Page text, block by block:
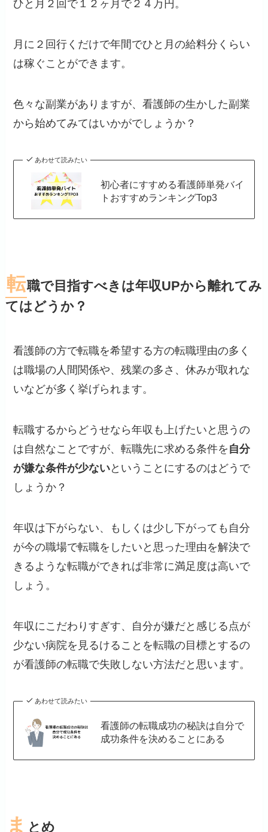
ひと月２回で１２ヶ月で２４万円。
月に２回行くだけで年間でひと月の給料分くらい
は稼ぐことができます。
色々な副業がありますが、看護師の生かした副業
から始めてみてはいかがでしょうか？
あわせて読みたい
初心者にすすめる看護師単発バイ
トおすすめランキングTop3
転職で目指すべきは年収UPから離れてみ
てはどうか？
看護師の方で転職を希望する方の転職理由の多く
は職場の人間関係や、残業の多さ、休みが取れな
いなどが多く挙げられます。
転職するからどうせなら年収も上げたいと思うの
は自然なことですが、転職先に求める条件を 自分
が嫌な条件が少ないということにするのはどうで
しょうか？
年収は下がらない、もしくは少し下がっても自分
が今の職場で転職をしたいと思った理由を解決で
きるような転職ができれば非常に満足度は高いで
しょう。
年収にこだわりすぎす、自分が嫌だと感じる点が
少ない病院を見るけることを転職の目標とするの
が看護師の転職で失敗しない方法だと思います。
あわせて読みたい
看護師の転職成功の秘訣は自分で
成功条件を決めることにある
ま とめ